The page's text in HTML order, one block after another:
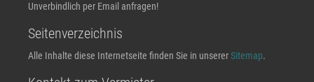
Unverbindlich per Email anfragen!
Seitenverzeichnis
Alle Inhalte diese Internetseite finden Sie in unsererSitemap.